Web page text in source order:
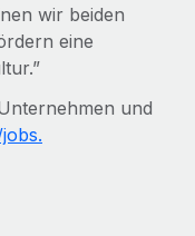
wir beiden
eine
und